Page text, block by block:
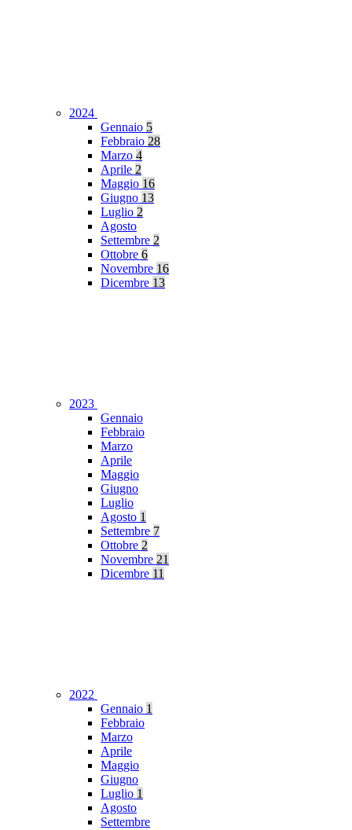
2024
Gennaio 5
Febbraio 28
Marzo 4
Aprile 2
Maggio 16
Giugno 13
Luglio 2
Agosto
Settembre 2
Ottobre 6
Novembre 16
Dicembre 13
2023
Gennaio
Febbraio
Marzo
Aprile
Maggio
Giugno
Luglio
Agosto 1
Settembre 7
Ottobre 2
Novembre 21
Dicembre 11
2022
Gennaio 1
Febbraio
Marzo
Aprile
Maggio
Giugno
Luglio 1
Agosto
Settembre